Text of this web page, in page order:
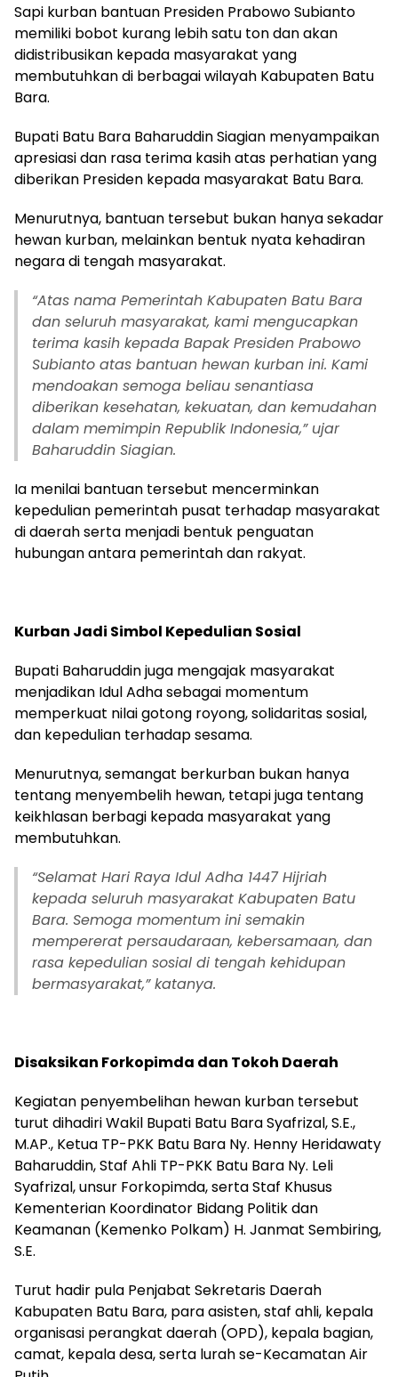
Sapi kurban bantuan Presiden Prabowo Subianto
memiliki bobot kurang lebih satu ton dan akan
didistribusikan kepada masyarakat yang
membutuhkan di berbagai wilayah Kabupaten Batu
Bara.
Bupati Batu Bara Baharuddin Siagian menyampaikan
apresiasi dan rasa terima kasih atas perhatian yang
diberikan Presiden kepada masyarakat Batu Bara.
Menurutnya, bantuan tersebut bukan hanya sekadar
hewan kurban, melainkan bentuk nyata kehadiran
negara di tengah masyarakat.
“Atas nama Pemerintah Kabupaten Batu Bara
dan seluruh masyarakat, kami mengucapkan
terima kasih kepada Bapak Presiden Prabowo
Subianto atas bantuan hewan kurban ini. Kami
mendoakan semoga beliau senantiasa
diberikan kesehatan, kekuatan, dan kemudahan
dalam memimpin Republik Indonesia,” ujar
Baharuddin Siagian.
Ia menilai bantuan tersebut mencerminkan
kepedulian pemerintah pusat terhadap masyarakat
di daerah serta menjadi bentuk penguatan
hubungan antara pemerintah dan rakyat.
Kurban Jadi Simbol Kepedulian Sosial
Bupati Baharuddin juga mengajak masyarakat
menjadikan Idul Adha sebagai momentum
memperkuat nilai gotong royong, solidaritas sosial,
dan kepedulian terhadap sesama.
Menurutnya, semangat berkurban bukan hanya
tentang menyembelih hewan, tetapi juga tentang
keikhlasan berbagi kepada masyarakat yang
membutuhkan.
“Selamat Hari Raya Idul Adha 1447 Hijriah
kepada seluruh masyarakat Kabupaten Batu
Bara. Semoga momentum ini semakin
mempererat persaudaraan, kebersamaan, dan
rasa kepedulian sosial di tengah kehidupan
bermasyarakat,” katanya.
Disaksikan Forkopimda dan Tokoh Daerah
Kegiatan penyembelihan hewan kurban tersebut
turut dihadiri Wakil Bupati Batu Bara Syafrizal, S.E.,
M.AP., Ketua TP-PKK Batu Bara Ny. Henny Heridawaty
Baharuddin, Staf Ahli TP-PKK Batu Bara Ny. Leli
Syafrizal, unsur Forkopimda, serta Staf Khusus
Kementerian Koordinator Bidang Politik dan
Keamanan (Kemenko Polkam) H. Janmat Sembiring,
S.E.
Turut hadir pula Penjabat Sekretaris Daerah
Kabupaten Batu Bara, para asisten, staf ahli, kepala
organisasi perangkat daerah (OPD), kepala bagian,
camat, kepala desa, serta lurah se-Kecamatan Air